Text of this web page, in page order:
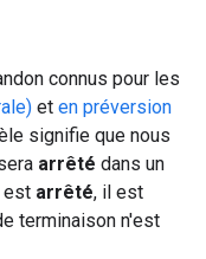
connus pour les
et en préversion
signifie que nous
arrêté dans un
est arrêté, il est
terminaison n'est